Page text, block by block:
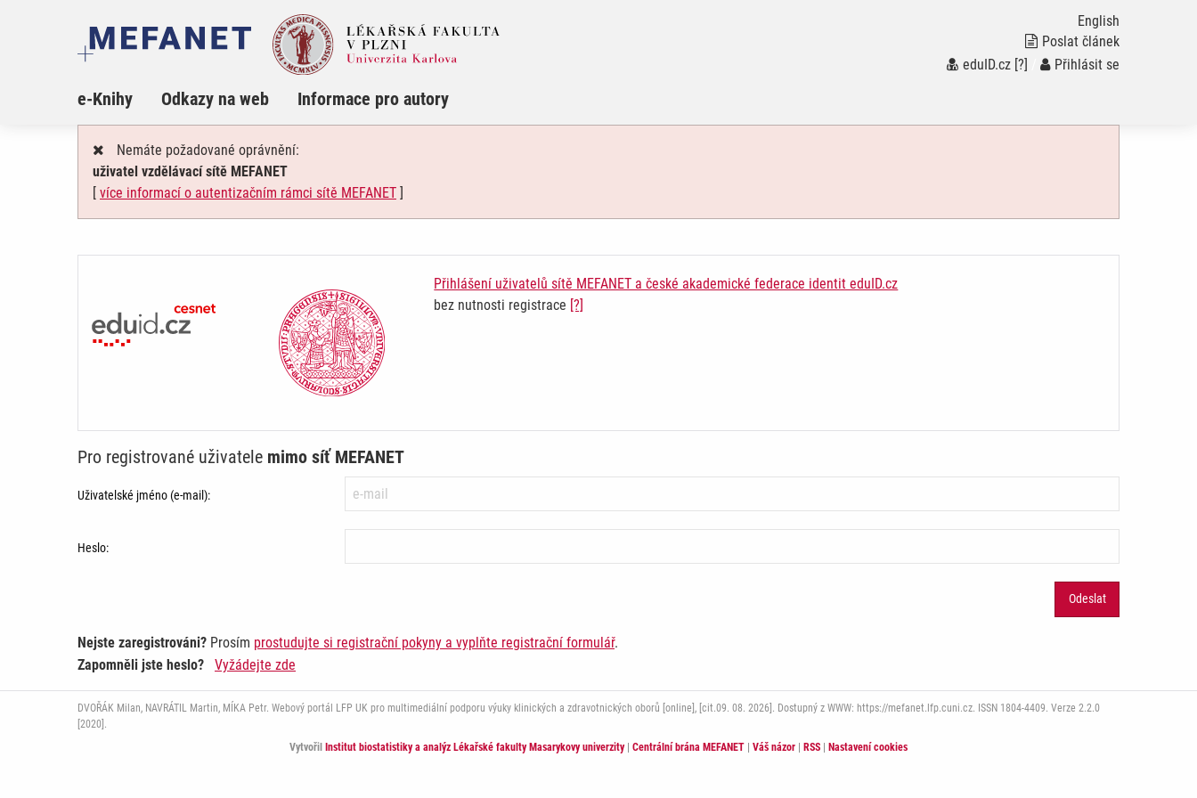
English
Poslat článek
eduID.cz [?] Přihlásit se
e-Knihy Odkazy na web Informace pro autory
Nemáte požadované oprávnění:
uživatel vzdělávací sítě MEFANET
[ více informací o autentizačním rámci sítě MEFANET ]
Přihlášení uživatelů sítě MEFANET a české akademické federace identit eduID.cz
bez nutnosti registrace [?]
Pro registrované uživatele mimo síť MEFANET
Uživatelské jméno (e-mail):
Heslo:
Nejste zaregistrováni? Prosím prostudujte si registrační pokyny a vyplňte registrační formulář.
Zapomněli jste heslo?
Vyžádejte zde
DVOŘÁK Milan, NAVRÁTIL Martin, MÍKA Petr. Webový portál LFP UK pro multimediální podporu výuky klinických a zdravotnických oborů [online], [cit.09. 08. 2026]. Dostupný z WWW: https://mefanet.lfp.cuni.cz. ISSN 1804-4409. Verze 2.2.0
[2020].
Vytvořil
Institut biostatistiky a analýz Lékařské fakulty Masarykovy univerzity| Centrální brána MEFANET Váš názor RSS Nastavení cookies